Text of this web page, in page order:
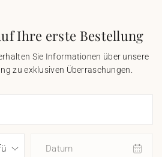
Ihre erste Bestellung
Sie Informationen über unsere
zu exklusiven Überraschungen.
Datum